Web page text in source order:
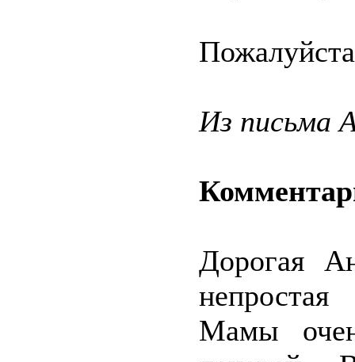
Из письма
Дорогая
Мамы